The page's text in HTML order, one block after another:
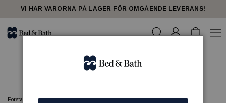
share23VI HAR VARORNA PÅ LAGER FÖR OMGÅENDE LEVERANS!
Gästartiklar
Förstasidan GÄSTPRODUKTER Gästartiklar